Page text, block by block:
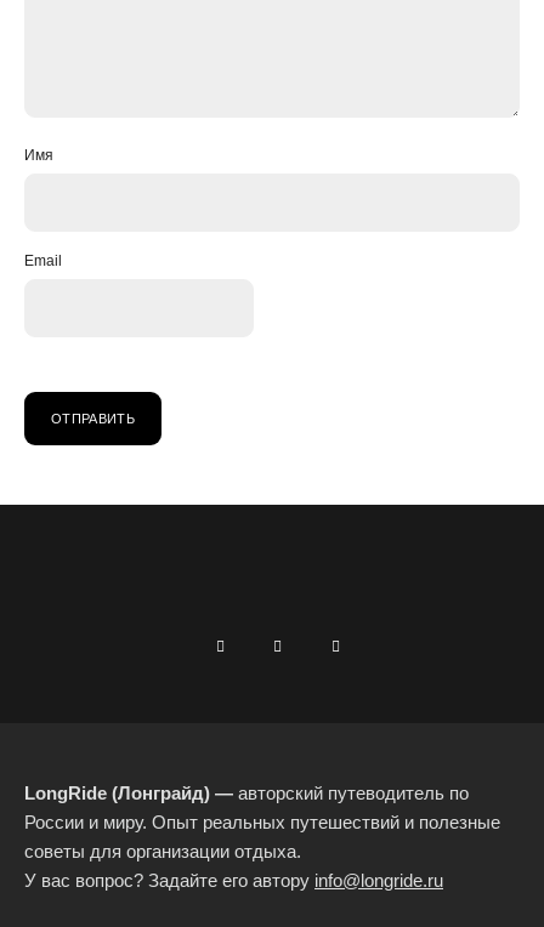
Имя
Email
LongRide (Лонграйд) — авторский путеводитель по
России и миру. Опыт реальных путешествий и полезные
советы для организации отдыха.
У вас вопрос? Задайте его автору info@longride.ru